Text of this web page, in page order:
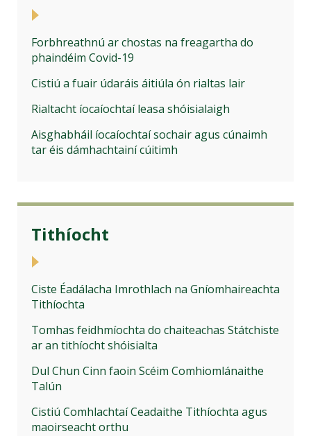
Forbhreathnú ar chostas na freagartha do
phaindéim Covid-19
Cistiú a fuair údaráis áitiúla ón rialtas lair
Rialtacht íocaíochtaí leasa shóisialaigh
Aisghabháil íocaíochtaí sochair agus cúnaimh
tar éis dámhachtainí cúitimh
Tithíocht
Ciste Éadálacha Imrothlach na Gníomhaireachta
Tithíochta
Tomhas feidhmíochta do chaiteachas Státchiste
ar an tithíocht shóisialta
Dul Chun Cinn faoin Scéim Comhiomlánaithe
Talún
Cistiú Comhlachtaí Ceadaithe Tithíochta agus
maoirseacht orthu